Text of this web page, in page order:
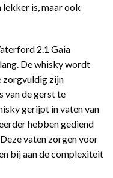
is, maar ook
2.1 Gaia
De whisky wordt
zorgvuldig zijn
van de gerst te
gerijpt in vaten van
hebben gediend
vaten zorgen voor
bij aan de complexiteit